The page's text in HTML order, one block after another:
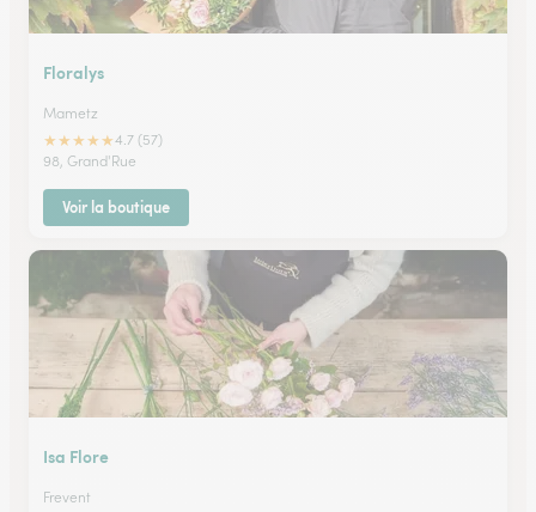
Floralys
Mametz
★★★★★4.7 (57)
98, Grand'Rue
Voir la boutique
Isa Flore
Frevent